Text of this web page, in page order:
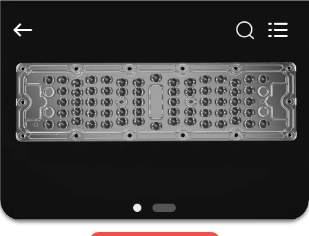
DO
DOMU
PRODUKTY
NAS
Co.,
Reserved.